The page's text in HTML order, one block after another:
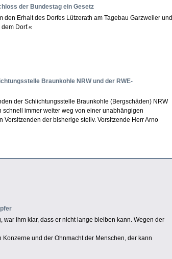
der Bundestag ein Gesetz
Erhalt des Dorfes Lützerath am Tagebau Garzweiler und
Dorf.«
Braunkohle NRW und der RWE-
der Schlichtungsstelle Braunkohle (Bergschäden) NRW
immer weiter weg von einer unabhängigen
der bisherige stellv. Vorsitzende Herr Arno
war ihm klar, dass er nicht lange bleiben kann. Wegen der
und der Ohnmacht der Menschen, der kann